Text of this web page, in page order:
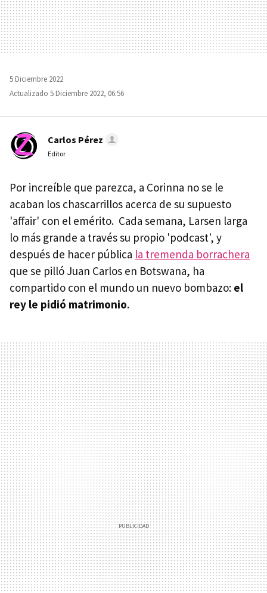
5 Diciembre 2022
Actualizado 5 Diciembre 2022, 06:56
Carlos Pérez
Editor
Por increíble que parezca, a Corinna no se le
acaban los chascarrillos acerca de su supuesto
'affair' con el emérito. Cada semana, Larsen larga
lo más grande a través su propio 'podcast', y
después de hacer pública la tremenda borrachera
que se pilló Juan Carlos en Botswana, ha
compartido con el mundo un nuevo bombazo: el
rey le pidió matrimonio.